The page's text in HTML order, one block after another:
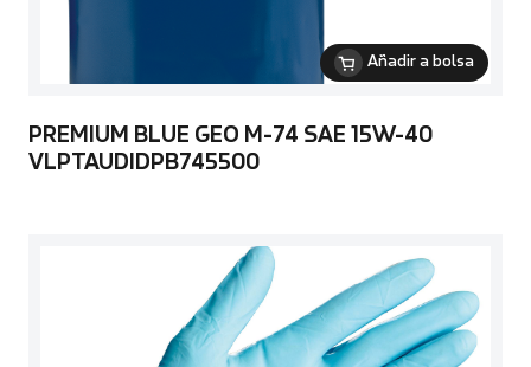
Añadir a bolsa
PREMIUM BLUE GEO M-74 SAE 15W-40
VLPTAUDIDPB745500